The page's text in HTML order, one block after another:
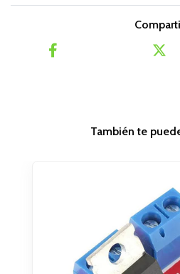
También te